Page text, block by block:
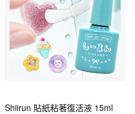
Shiirun 貼紙粘著復活液 15ml